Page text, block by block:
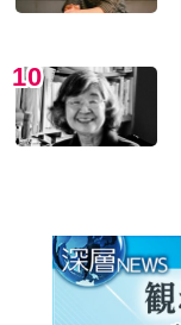
10